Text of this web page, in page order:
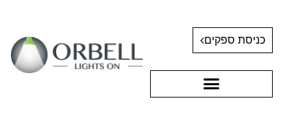
כניסת ספקים